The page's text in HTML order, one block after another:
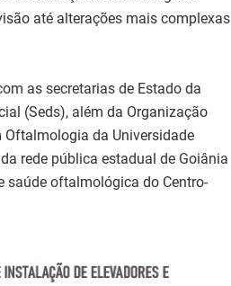
até alterações mais complexas
as secretarias de Estado da
(Seds), além da Organização
Oftalmologia da Universidade
rede pública estadual de Goiânia
saúde oftalmológica do Centro-